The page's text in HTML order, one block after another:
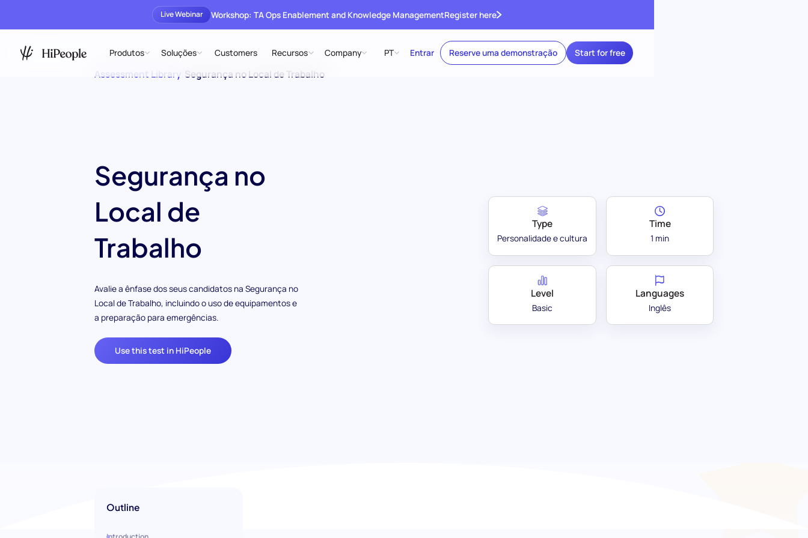
Live Webinar Workshop: TA Ops Enablement and Knowledge ManagementRegister here
Produtos Soluções Customers Recursos Company PT Entrar Reserve uma demonstração Start for free
Assessment Library Segurança no Local de Trabalho
Segurança no
Local de
Trabalho
Avalie a ênfase dos seus candidatos na Segurança no
Local de Trabalho, incluindo o uso de equipamentos e
a preparação para emergências.
Use this test in HiPeople
Type
Personalidade e cultura
Time
1 min
Level
Basic
Languages
Inglês
Outline